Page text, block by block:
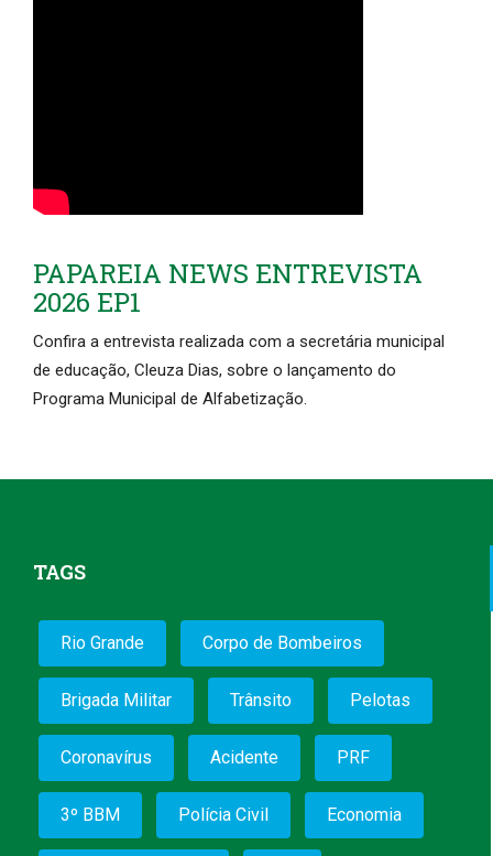
PAPAREIA NEWS ENTREVISTA
2026 EP1
Confira a entrevista realizada com a secretária municipal
de educação, Cleuza Dias, sobre o lançamento do
Programa Municipal de Alfabetização.
TAGS
Rio Grande Corpo de Bombeiros
Brigada Militar Trânsito Pelotas
Coronavírus Acidente PRF
3º BBM Polícia Civil Economia